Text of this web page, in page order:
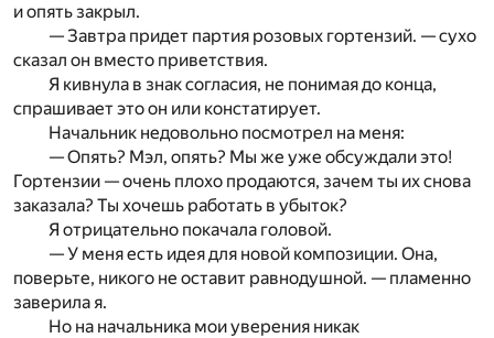
и опять закрыл.
— Завтра придет партия розовых гортензий. — сухо
сказал он вместо приветствия.
Я кивнула в знак согласия, не понимая до конца,
спрашивает это он или констатирует.
Начальник недовольно посмотрел на меня:
— Опять? Мэл, опять? Мы же уже обсуждали это!
Гортензии — очень плохо продаются, зачем ты их снова
заказала? Ты хочешь работать в убыток?
Я отрицательно покачала головой.
— У меня есть идея для новой композиции. Она,
поверьте, никого не оставит равнодушной. — пламенно
заверила я.
Но на начальника мои уверения никак